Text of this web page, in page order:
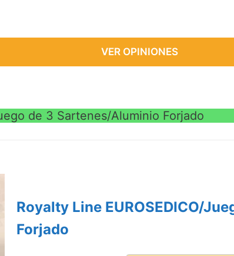
VER OPINIONES
de 3 Sartenes/Aluminio Forjado
Royalty Line EUROSEDICO/
Forjado